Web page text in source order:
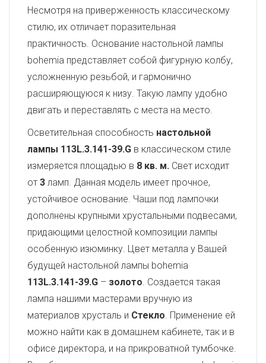
Несмотря на приверженность классическому
стилю, их отличает поразительная
практичность. Основание настольной лампы
bohemia представляет собой фигурную колбу,
усложненную резьбой, и гармонично
расширяющуюся к низу. Такую лампу удобно
двигать и переставлять с места на место.
Осветительная способность настольной
лампы 113L.3.141-39.G в классическом стиле
измеряется площадью в 8 кв. м. Свет исходит
от 3 ламп. Данная модель имеет прочное,
устойчивое основание. Чаши под лампочки
дополнены крупными хрустальными подвесами,
придающими целостной композиции лампы
особенную изюминку. Цвет металла у Вашей
будущей настольной лампы bohemia
113L.3.141-39.G – золото. Создается такая
лампа нашими мастерами вручную из
материалов хрусталь и Стекло. Применение ей
можно найти как в домашнем кабинете, так и в
офисе директора, и на прикроватной тумбочке.